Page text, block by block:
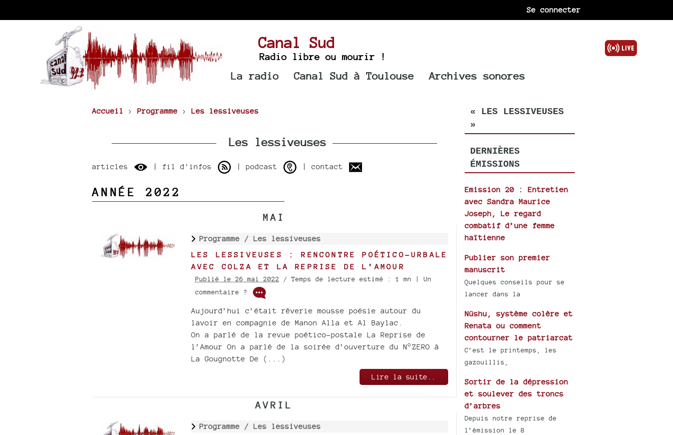
Se connecter
Canal Sud
Radio libre ou mourir !
La radio Canal Sud à Toulouse Archives sonores
Accueil > Programme > Les lessiveuses
Les lessiveuses
articles | fil d'infos | podcast | contact
ANNÉE 2022
MAI
Programme / Les lessiveuses
LES LESSIVEUSES : RENCONTRE POÉTICO-URBALE
AVEC COLZA ET LA REPRISE DE L’AMOUR
Publié le 26 mai 2022
/ Temps de lecture estimé : 1 mn | Un
commentaire ?
Aujourd’hui c’était rêverie mousse poésie autour du
lavoir en compagnie de Manon Alla et Al Baylac.
On a parlé de la revue poético-postale La Reprise de
l’Amour On a parlé de la soirée d’ouverture du N°ZERO à
La Gougnotte De (...)
Lire la suite..
AVRIL
Programme / Les lessiveuses
« LES LESSIVEUSES
»
DERNIÈRES
ÉMISSIONS
Emission 20 : Entretien
avec Sandra Maurice
Joseph, Le regard
combatif d’une femme
haïtienne
Publier son premier
manuscrit
Quelques conseils pour se
lancer dans la
Nüshu, système colère et
Renata ou comment
contourner le patriarcat
C’est le printemps, les
gazouillis,
Sortir de la dépression
et soulever des troncs
d’arbres
Depuis notre reprise de
l’émission le 8